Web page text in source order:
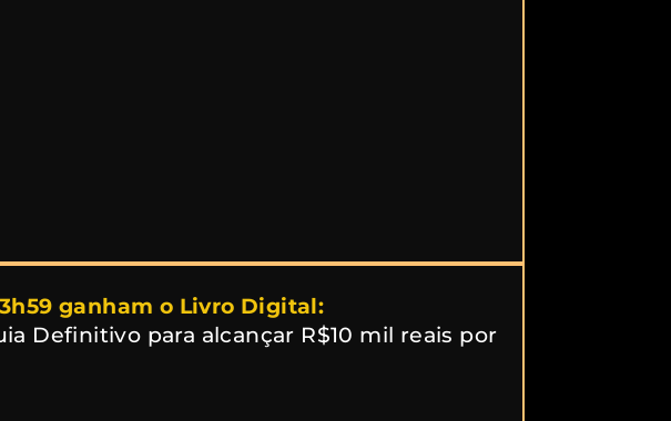
ganham o Livro Digital:
Definitivo para alcançar R$10 mil reais por